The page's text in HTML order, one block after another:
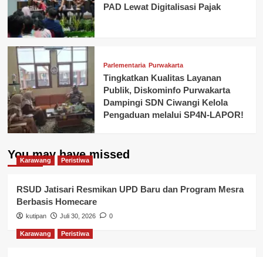
PAD Lewat Digitalisasi Pajak
Parlementaria Purwakarta
Tingkatkan Kualitas Layanan
Publik, Diskominfo Purwakarta
Dampingi SDN Ciwangi Kelola
Pengaduan melalui SP4N-LAPOR!
You may have missed
Karawang Peristiwa
RSUD Jatisari Resmikan UPD Baru dan Program Mesra
Berbasis Homecare
kutipan Juli 30, 2026 0
Karawang Peristiwa